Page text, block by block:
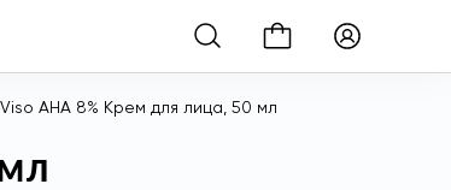
АНА 8% Крем для лица, 50 мл